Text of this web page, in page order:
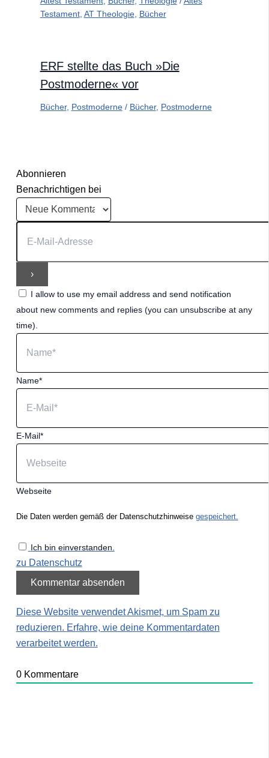
Testament, AT Theologie, Bücher
ERF stellte das Buch »Die
Postmoderne« vor
Bücher, Postmoderne/ Bücher, Postmoderne
Abonnieren
Benachrichtigen bei
I allow to use my email address and send notification
about new comments and replies (you can unsubscribe at any
time).
Name*
E-Mail*
Webseite
Die Daten werden gemäß der Datenschutzhinweise gespeichert.
Ich bin einverstanden.
zu Datenschutz
Diese Website verwendet Akismet, um Spam zu
reduzieren. Erfahre, wie deine Kommentardaten
verarbeitet werden.
0Kommentare